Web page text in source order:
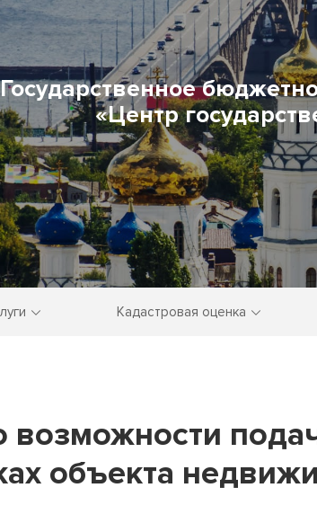
Государственное
«Центр
Кадастровая оценка
объекта